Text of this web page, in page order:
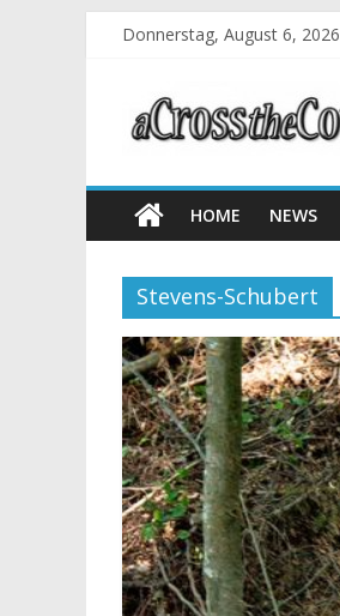
Donnerstag, August 6, 2026
HOME NEWS
Stevens-Schubert